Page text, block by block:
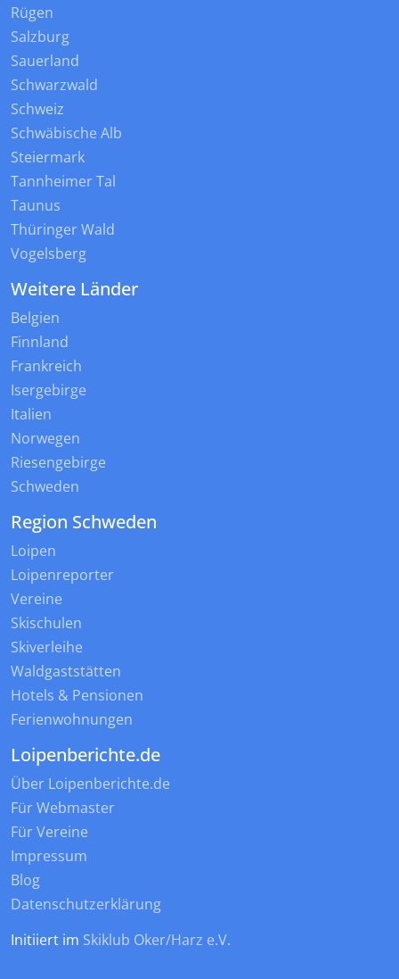
Rügen
Salzburg
Sauerland
Schwarzwald
Schweiz
Schwäbische Alb
Steiermark
Tannheimer Tal
Taunus
Thüringer Wald
Vogelsberg
Weitere Länder
Belgien
Finnland
Frankreich
Isergebirge
Italien
Norwegen
Riesengebirge
Schweden
Region Schweden
Loipen
Loipenreporter
Vereine
Skischulen
Skiverleihe
Waldgaststätten
Hotels & Pensionen
Ferienwohnungen
Loipenberichte.de
Über Loipenberichte.de
Für Webmaster
Für Vereine
Impressum
Blog
Datenschutzerklärung
Initiiert im Skiklub Oker/Harz e.V.